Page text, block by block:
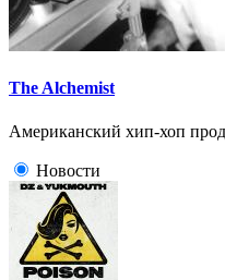
The Alchemist
Американский хип-хоп
Новости